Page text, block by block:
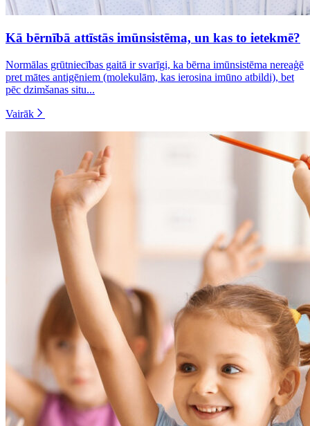
Kā bērnībā attīstās imūnsistēma, un kas to ietekmē?
Normālas grūtniecības gaitā ir svarīgi, ka bērna imūnsistēma nereaģē
pret mātes antigēniem (molekulām, kas ierosina imūno atbildi), bet
pēc dzimšanas situ...
Vairāk